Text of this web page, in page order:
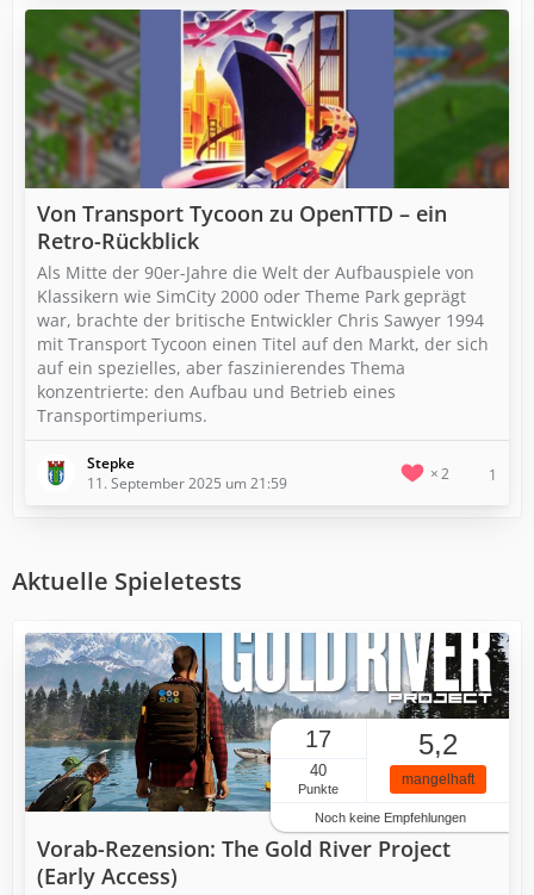
Von Transport Tycoon zu OpenTTD – ein
Retro-Rückblick
Als Mitte der 90er-Jahre die Welt der Aufbauspiele von
Klassikern wie SimCity 2000 oder Theme Park geprägt
war, brachte der britische Entwickler Chris Sawyer 1994
mit Transport Tycoon einen Titel auf den Markt, der sich
auf ein spezielles, aber faszinierendes Thema
konzentrierte: den Aufbau und Betrieb eines
Transportimperiums.
Stepke
11. September 2025 um 21:59
2 1
Aktuelle Spieletests
17
40
Punkte
5,2
mangelhaft
Noch keine Empfehlungen
Vorab-Rezension: The Gold River Project
(Early Access)